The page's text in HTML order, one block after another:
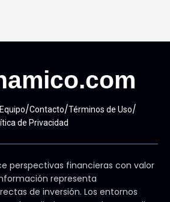
Equipo/Contacto/Términos de Uso/
de Privacidad
perspectivas financieras con valor
representa
de inversión. Los entornos